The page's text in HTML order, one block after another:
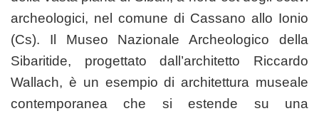
archeologici, nel comune di Cassano allo Ionio
(Cs). Il Museo Nazionale Archeologico della
Sibaritide, progettato dall’architetto Riccardo
Wallach, è un esempio di architettura museale
contemporanea che si estende su una